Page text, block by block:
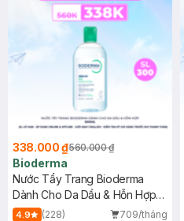
338.000 ₫560.000 ₫
Bioderma
Nước Tẩy Trang Bioderma
Dành Cho Da Dầu & Hỗn Hợp
500ml
4.9 (228)
709/tháng